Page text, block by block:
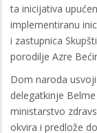
ta inicijativa
implementiranu
i zastupnica
porodilje Azre
Dom naroda
delegatkinje
ministarstvo
okvira i predlože